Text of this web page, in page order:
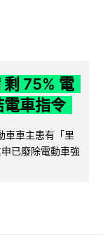
75% 電
車指令
車車主患有「里
已廢除電動車強